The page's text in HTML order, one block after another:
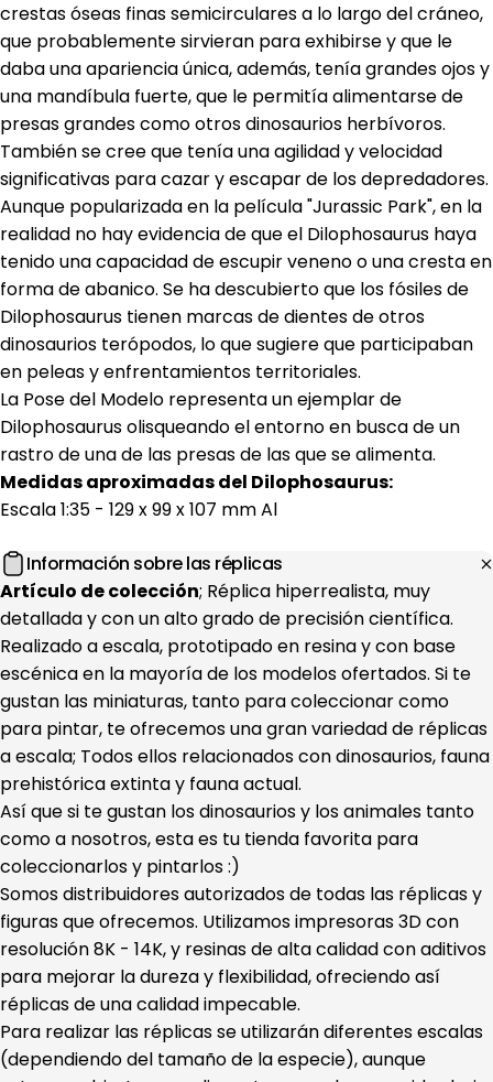
crestas óseas finas semicirculares a lo largo del cráneo,
que probablemente sirvieran para exhibirse yque le
daba una apariencia única, además, tenía grandes ojos y
una mandíbula fuerte, que le permitía alimentarse de
presas grandes como otros dinosaurios herbívoros.
También se cree que tenía una agilidad y velocidad
significativas para cazar y escapar de los depredadores.
Aunque popularizada en la película "Jurassic Park", en la
realidad no hay evidencia de que el Dilophosaurus haya
tenido una capacidad de escupir veneno o una cresta en
forma de abanico. Se ha descubierto que los fósiles de
Dilophosaurus tienen marcas de dientes de otros
dinosaurios terópodos, lo que sugiere que participaban
en peleas y enfrentamientos territoriales.
La Pose del Modelo representa un ejemplar de
Dilophosaurus olisqueando el entorno en busca de un
rastro de una de las presas de las que se alimenta.
Medidas aproximadas del Dilophosaurus:
Escala 1:35 - 129 x 99 x 107 mm Al
Información sobre las réplicas
Artículo de colección; Réplica hiperrealista, muy
detallada y con un alto grado de precisión científica.
Realizado a escala, prototipado en resina y con base
escénica en la mayoría de los modelos ofertados. Si te
gustan las miniaturas, tanto para coleccionar como
para pintar, te ofrecemos una gran variedad de réplicas
a escala; Todos ellos relacionados con dinosaurios, fauna
prehistórica extinta y fauna actual.
Así que si te gustan los dinosaurios y los animales tanto
como a nosotros, esta es tu tienda favorita para
coleccionarlos y pintarlos :)
Somos distribuidores autorizados de todas las réplicas y
figuras que ofrecemos. Utilizamos impresoras 3D con
resolución 8K - 14K, y resinas de alta calidad con aditivos
para mejorar la dureza y flexibilidad, ofreciendo así
réplicas de una calidad impecable.
Para realizar las réplicas se utilizarán diferentes escalas
(dependiendo del tamaño de la especie), aunque